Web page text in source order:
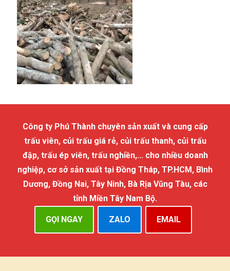
Công ty Phú Thành chuyên sản xuất và cung cấp
trấu viên, củi trấu giá rẻ, củi trấu thanh, củi trấu
đập, trấu ép viên, trấu nghiền,... cho nhiều doanh
nghiệp, cơ sở sản xuất tại Đồng Tháp, TP.HCM, Bình
Dương, Đồng Nai, Tây Ninh, Bà Rịa Vũng Tàu, các
tỉnh Miền Tây Nam Bộ.
GỌI NGAY ZALO EMAIL